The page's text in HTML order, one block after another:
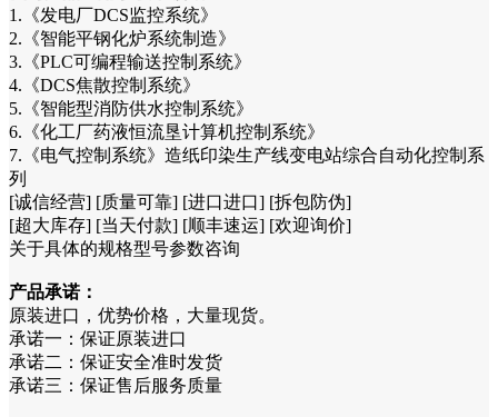
1.《发电厂DCS监控系统》
2.《智能平钢化炉系统制造》
3.《PLC可编程输送控制系统》
4.《DCS焦散控制系统》
5.《智能型消防供水控制系统》
6.《化工厂药液恒流垦计算机控制系统》
7.《电气控制系统》造纸印染生产线变电站综合自动化控制系
列
[诚信经营] [质量可靠] [进口进口] [拆包防伪]
[超大库存] [当天付款] [顺丰速运] [欢迎询价]
关于具体的规格型号参数咨询
产品承诺：
原装进口，优势价格，大量现货。
承诺一：保证原装进口
承诺二：保证安全准时发货
承诺三：保证售后服务质量